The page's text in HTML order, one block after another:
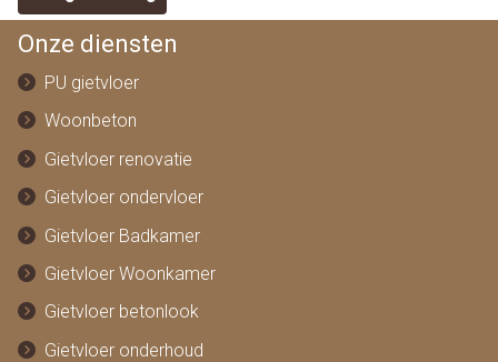
Onze diensten
PU gietvloer
Woonbeton
Gietvloer renovatie
Gietvloer ondervloer
Gietvloer Badkamer
Gietvloer Woonkamer
Gietvloer betonlook
Gietvloer onderhoud